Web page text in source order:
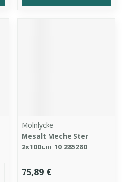
Molnlycke
Mesalt Meche Ster
2x100cm 10 285280
75,89 €